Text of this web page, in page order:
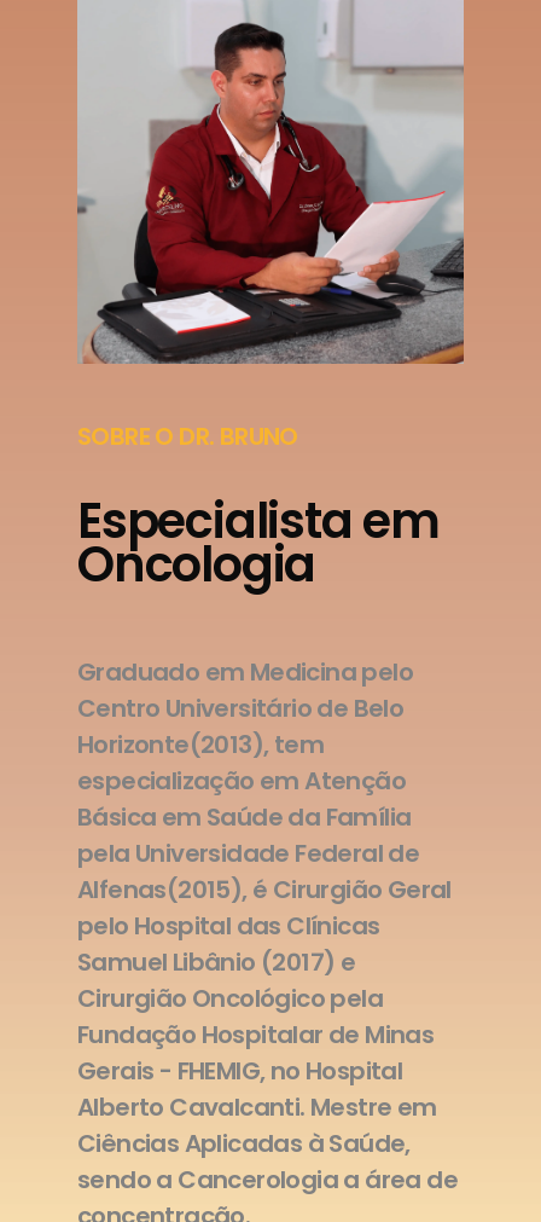
SOBRE O DR. BRUNO
Especialista em
Oncologia
Graduado em Medicina pelo
Centro Universitário de Belo
Horizonte(2013), tem
especialização em Atenção
Básica em Saúde da Família
pela Universidade Federal de
Alfenas(2015), é Cirurgião Geral
pelo Hospital das Clínicas
Samuel Libânio (2017) e
Cirurgião Oncológico pela
Fundação Hospitalar de Minas
Gerais - FHEMIG, no Hospital
Alberto Cavalcanti. Mestre em
Ciências Aplicadas à Saúde,
sendo a Cancerologia a área de